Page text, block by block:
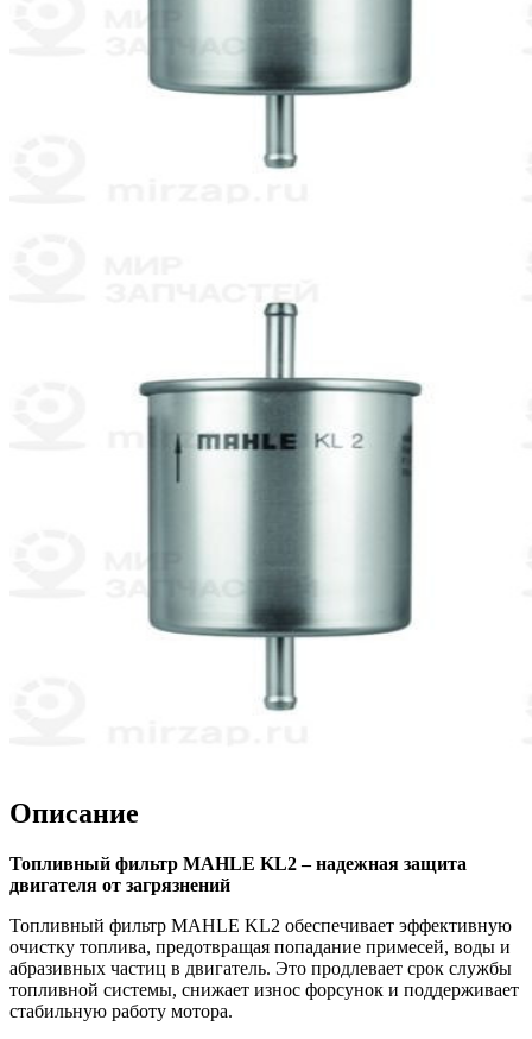
Описание
Топливный фильтр MAHLE KL2 – надежная защита
двигателя от загрязнений
Топливный фильтр MAHLE KL2 обеспечивает эффективную
очистку топлива, предотвращая попадание примесей, воды и
абразивных частиц в двигатель. Это продлевает срок службы
топливной системы, снижает износ форсунок и поддерживает
стабильную работу мотора.